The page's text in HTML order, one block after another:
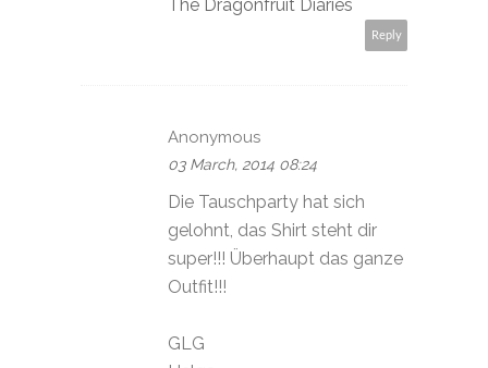
The Dragonfruit Diaries
Reply
Anonymous
03 March, 2014 08:24
Die Tauschparty hat sich
gelohnt, das Shirt steht dir
super!!! Überhaupt das ganze
Outfit!!!
GLG